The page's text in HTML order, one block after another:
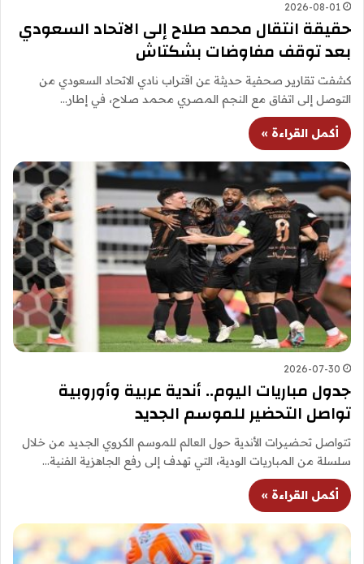
2026-08-01
حقيقة انتقال محمد صلاح إلى الاتحاد السعودي
بعد توقف مفاوضات بشكتاش
كشفت تقارير صحفية حديثة عن اقتراب نادي الاتحاد السعودي من
التوصل إلى اتفاق مع النجم المصري محمد صلاح، في إطار…
أكمل القراءة »
2026-07-30
جدول مباريات اليوم.. أندية عربية وأوروبية
تواصل التحضير للموسم الجديد
تتواصل تحضيرات الأندية حول العالم للموسم الكروي الجديد من خلال
سلسلة من المباريات الودية، التي تهدف إلى رفع الجاهزية الفنية…
أكمل القراءة »